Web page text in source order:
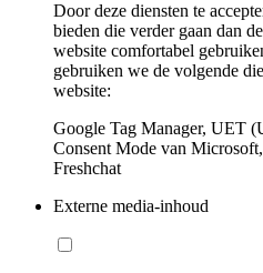
Door deze diensten te
bieden die verder gaan dan
website comfortabel
gebruiken we de volgende
website:
Google Tag Manager, UET
Consent Mode van
Freshchat
Externe media-inhoud